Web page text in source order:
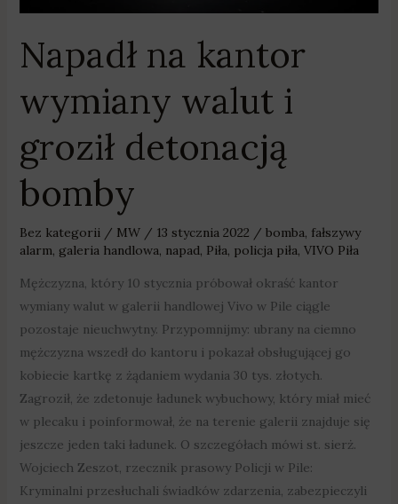
Napadł na kantor
wymiany walut i
groził detonacją
bomby
Bez kategorii/ MW / 13 stycznia 2022 / bomba, fałszywy
alarm, galeria handlowa, napad, Piła, policja piła, VIVO Piła
Mężczyzna, który 10 stycznia próbował okraść kantor
wymiany walut w galerii handlowej Vivo w Pile ciągle
pozostaje nieuchwytny. Przypomnijmy: ubrany na ciemno
mężczyzna wszedł do kantoru i pokazał obsługującej go
kobiecie kartkę z żądaniem wydania 30 tys. złotych.
Zagroził, że zdetonuje ładunek wybuchowy, który miał mieć
w plecaku i poinformował, że na terenie galerii znajduje się
jeszcze jeden taki ładunek. O szczegółach mówi st. sierż.
Wojciech Zeszot, rzecznik prasowy Policji w Pile:
Kryminalni przesłuchali świadków zdarzenia, zabezpieczyli